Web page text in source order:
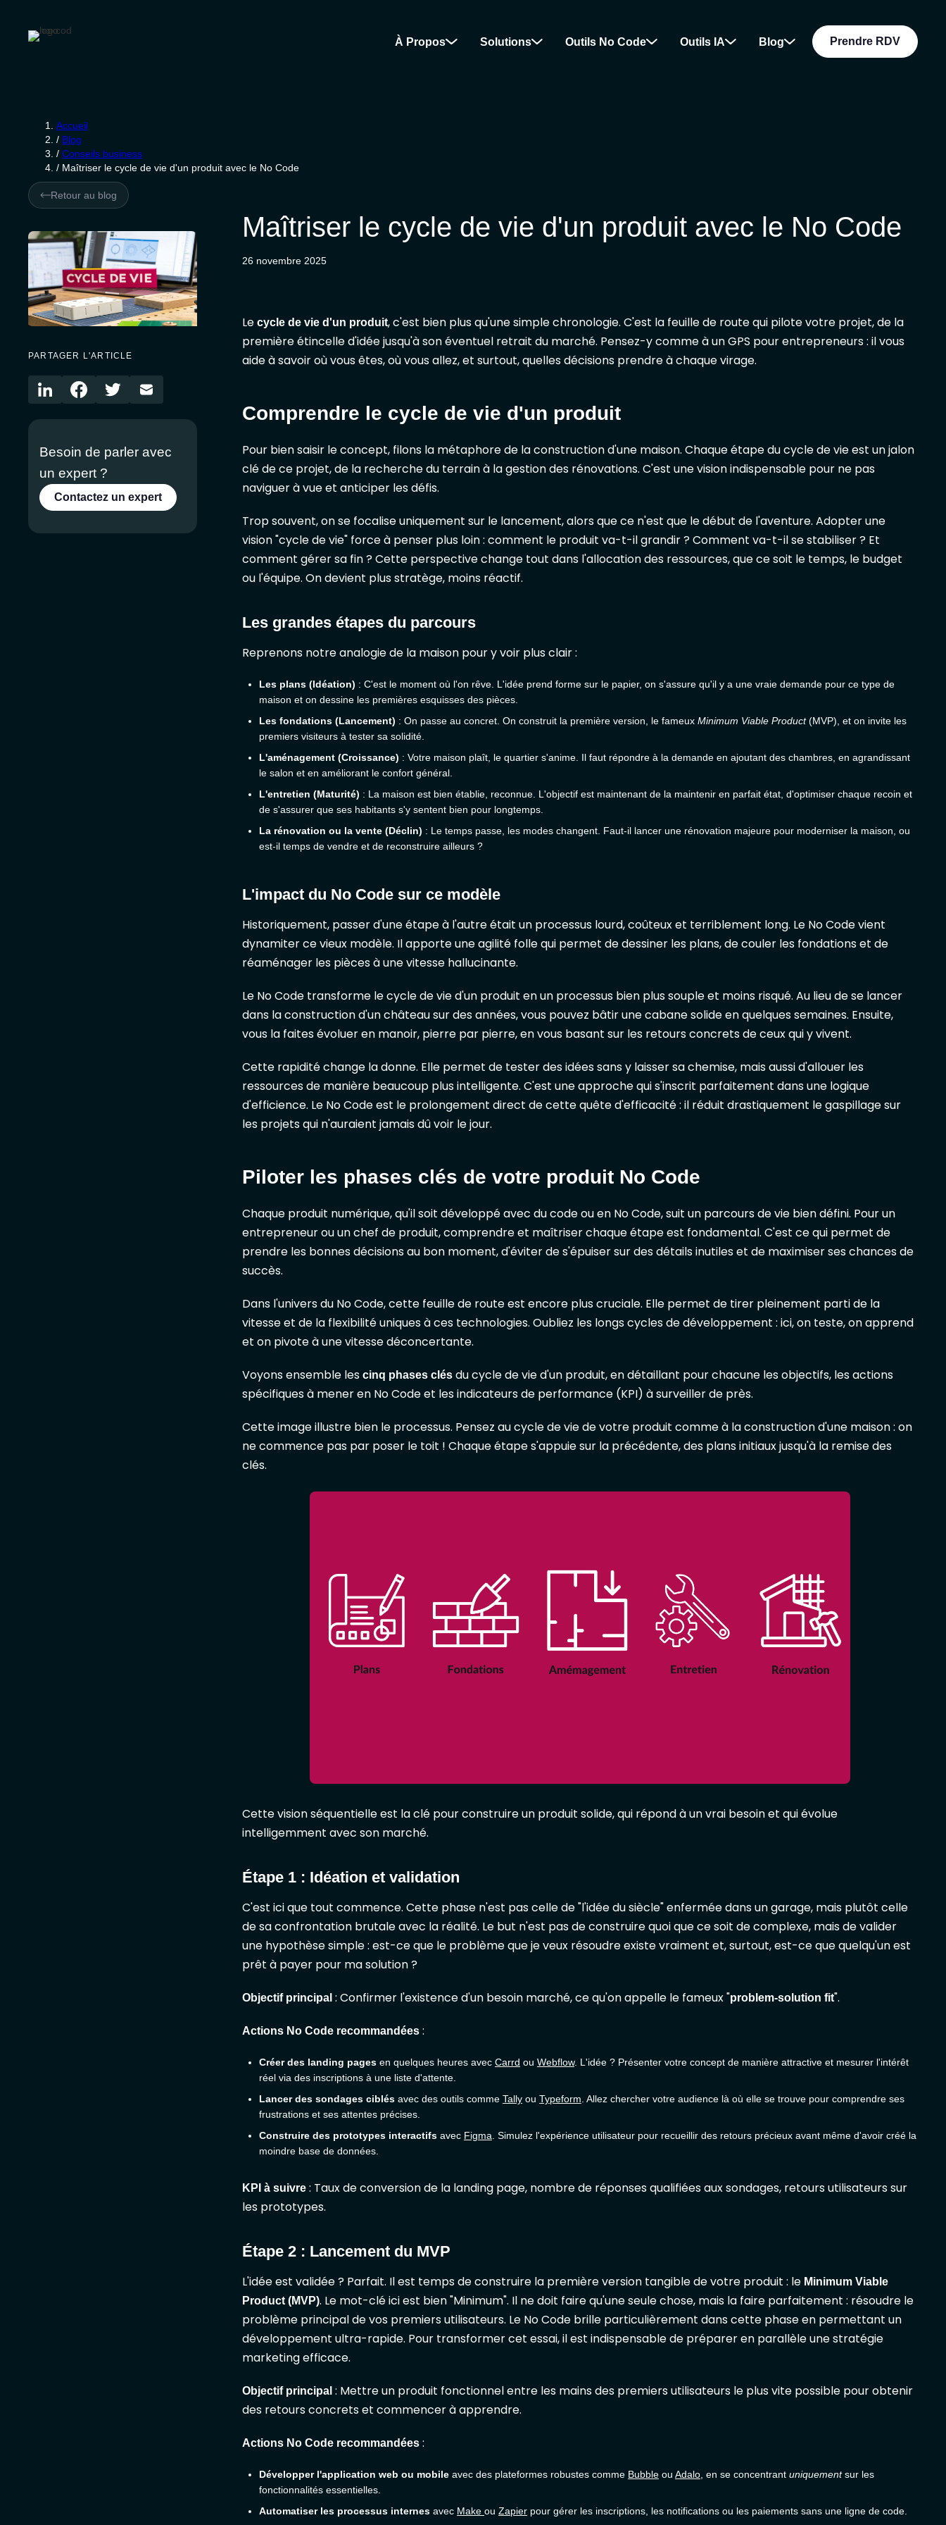
À Propos Solutions Outils No Code Outils IA Blog Prendre RDV
Accueil
/ Blog
/ Conseils business
/ Maîtriser le cycle de vie d'un produit avec le No Code
Retour au blog
PARTAGER L'ARTICLE
Besoin de parler avec
un expert ?
Contactez un expert
Maîtriser le cycle de vie d'un produit avec le No Code
26 novembre 2025
Le cycle de vie d'un produit, c'est bien plus qu'une simple chronologie. C'est la feuille de route qui pilote votre projet, de la
première étincelle d'idée jusqu'à son éventuel retrait du marché. Pensez-y comme à un GPS pour entrepreneurs : il vous
aide à savoir où vous êtes, où vous allez, et surtout, quelles décisions prendre à chaque virage.
Comprendre le cycle de vie d'un produit
Pour bien saisir le concept, filons la métaphore de la construction d'une maison. Chaque étape du cycle de vie est un jalon
clé de ce projet, de la recherche du terrain à la gestion des rénovations. C'est une vision indispensable pour ne pas
naviguer à vue et anticiper les défis.
Trop souvent, on se focalise uniquement sur le lancement, alors que ce n'est que le début de l'aventure. Adopter une
vision "cycle de vie" force à penser plus loin : comment le produit va-t-il grandir ? Comment va-t-il se stabiliser ? Et
comment gérer sa fin ? Cette perspective change tout dans l'allocation des ressources, que ce soit le temps, le budget
ou l'équipe. On devient plus stratège, moins réactif.
Les grandes étapes du parcours
Reprenons notre analogie de la maison pour y voir plus clair :
Les plans (Idéation) : C'est le moment où l'on rêve. L'idée prend forme sur le papier, on s'assure qu'il y a une vraie demande pour ce type de
maison et on dessine les premières esquisses des pièces.
Les fondations (Lancement) : On passe au concret. On construit la première version, le fameux Minimum Viable Product(MVP), et on invite les
premiers visiteurs à tester sa solidité.
L'aménagement (Croissance) : Votre maison plaît, le quartier s'anime. Il faut répondre à la demande en ajoutant des chambres, en agrandissant
le salon et en améliorant le confort général.
L'entretien (Maturité) : La maison est bien établie, reconnue. L'objectif est maintenant de la maintenir en parfait état, d'optimiser chaque recoin et
de s'assurer que ses habitants s'y sentent bien pour longtemps.
La rénovation ou la vente (Déclin) : Le temps passe, les modes changent. Faut-il lancer une rénovation majeure pour moderniser la maison, ou
est-il temps de vendre et de reconstruire ailleurs ?
L'impact du No Code sur ce modèle
Historiquement, passer d'une étape à l'autre était un processus lourd, coûteux et terriblement long. Le No Code vient
dynamiter ce vieux modèle. Il apporte une agilité folle qui permet de dessiner les plans, de couler les fondations et de
réaménager les pièces à une vitesse hallucinante.
Le No Code transforme le cycle de vie d'un produit en un processus bien plus souple et moins risqué. Au lieu de se lancer
dans la construction d'un château sur des années, vous pouvez bâtir une cabane solide en quelques semaines. Ensuite,
vous la faites évoluer en manoir, pierre par pierre, en vous basant sur les retours concrets de ceux qui y vivent.
Cette rapidité change la donne. Elle permet de tester des idées sans y laisser sa chemise, mais aussi d'allouer les
ressources de manière beaucoup plus intelligente. C'est une approche qui s'inscrit parfaitement dans une logique
d'efficience. Le No Code est le prolongement direct de cette quête d'efficacité : il réduit drastiquement le gaspillage sur
les projets qui n'auraient jamais dû voir le jour.
Piloter les phases clés de votre produit No Code
Chaque produit numérique, qu'il soit développé avec du code ou en No Code, suit un parcours de vie bien défini. Pour un
entrepreneur ou un chef de produit, comprendre et maîtriser chaque étape est fondamental. C'est ce qui permet de
prendre les bonnes décisions au bon moment, d'éviter de s'épuiser sur des détails inutiles et de maximiser ses chances de
succès.
Dans l'univers du No Code, cette feuille de route est encore plus cruciale. Elle permet de tirer pleinement parti de la
vitesse et de la flexibilité uniques à ces technologies. Oubliez les longs cycles de développement : ici, on teste, on apprend
et on pivote à une vitesse déconcertante.
Voyons ensemble les cinq phases clés du cycle de vie d'un produit, en détaillant pour chacune les objectifs, les actions
spécifiques à mener en No Code et les indicateurs de performance (KPI) à surveiller de près.
Cette image illustre bien le processus. Pensez au cycle de vie de votre produit comme à la construction d'une maison : on
ne commence pas par poser le toit ! Chaque étape s'appuie sur la précédente, des plans initiaux jusqu'à la remise des
clés.
Cette vision séquentielle est la clé pour construire un produit solide, qui répond à un vrai besoin et qui évolue
intelligemment avec son marché.
Étape 1 : Idéation et validation
C'est ici que tout commence. Cette phase n'est pas celle de "l'idée du siècle" enfermée dans un garage, mais plutôt celle
de sa confrontation brutale avec la réalité. Le but n'est pas de construire quoi que ce soit de complexe, mais de valider
une hypothèse simple : est-ce que le problème que je veux résoudre existe vraiment et, surtout, est-ce que quelqu'un est
prêt à payer pour ma solution ?
Objectif principal : Confirmer l'existence d'un besoin marché, ce qu'on appelle le fameux "problem-solution fit".
Actions No Code recommandées :
Créer des landing pages en quelques heures avec Carrd ou Webflow. L'idée ? Présenter votre concept de manière attractive et mesurer l'intérêt
réel via des inscriptions à une liste d'attente.
Lancer des sondages ciblés avec des outils comme Tally ou Typeform . Allez chercher votre audience là où elle se trouve pour comprendre ses
frustrations et ses attentes précises.
Construire des prototypes interactifs avec Figma . Simulez l'expérience utilisateur pour recueillir des retours précieux avant même d'avoir créé la
moindre base de données.
KPI à suivre : Taux de conversion de la landing page, nombre de réponses qualifiées aux sondages, retours utilisateurs sur
les prototypes.
Étape 2 : Lancement du MVP
L'idée est validée ? Parfait. Il est temps de construire la première version tangible de votre produit : le Minimum Viable
Product (MVP). Le mot-clé ici est bien "Minimum". Il ne doit faire qu'une seule chose, mais la faire parfaitement : résoudre le
problème principal de vos premiers utilisateurs. Le No Code brille particulièrement dans cette phase en permettant un
développement ultra-rapide. Pour transformer cet essai, il est indispensable de préparer en parallèle une stratégie
marketing efficace.
Objectif principal : Mettre un produit fonctionnel entre les mains des premiers utilisateurs le plus vite possible pour obtenir
des retours concrets et commencer à apprendre.
Actions No Code recommandées :
Développer l'application web ou mobile avec des plateformes robustes comme Bubble ou Adalo , en se concentrant uniquementsur les
fonctionnalités essentielles.
Automatiser les processus internes avec Make ou Zapier pour gérer les inscriptions, les notifications ou les paiements sans une ligne de code.